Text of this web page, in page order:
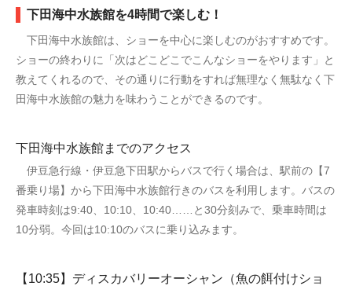
下田海中水族館を4時間で楽しむ！
下田海中水族館は、ショーを中心に楽しむのがおすすめです。
ショーの終わりに「次はどこどこでこんなショーをやります」と
教えてくれるので、その通りに行動をすれば無理なく無駄なく下
田海中水族館の魅力を味わうことができるのです。
下田海中水族館までのアクセス
伊豆急行線・伊豆急下田駅からバスで行く場合は、駅前の【7
番乗り場】から下田海中水族館行きのバスを利用します。バスの
発車時刻は9:40、10:10、10:40……と30分刻みで、乗車時間は
10分弱。今回は10:10のバスに乗り込みます。
【10:35】ディスカバリーオーシャン（魚の餌付けショ